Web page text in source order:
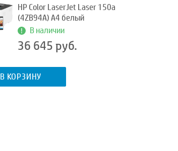
HP Color LaserJet Laser 150a
(4ZB94A) A4 белый
В наличии
36 645 руб.
В КОРЗИНУ